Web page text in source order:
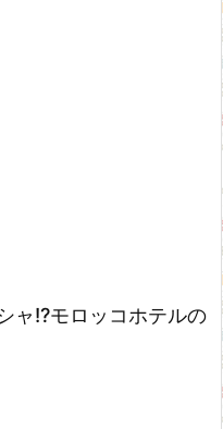
ャ!?モロッコホテルの